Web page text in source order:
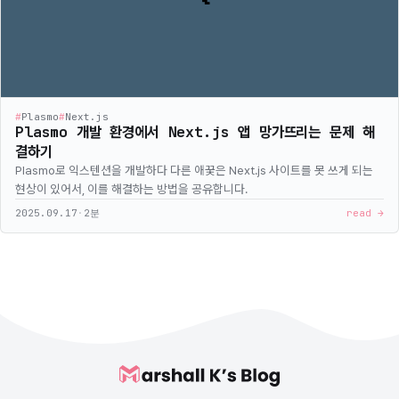
#Plasmo#Next.js
Plasmo 개발 환경에서 Next.js 앱 망가뜨리는 문제 해
결하기
Plasmo로 익스텐션을 개발하다 다른 애꿎은 Next.js 사이트를 못 쓰게 되는
현상이 있어서, 이를 해결하는 방법을 공유합니다.
2025.09.17 · 2분 read →